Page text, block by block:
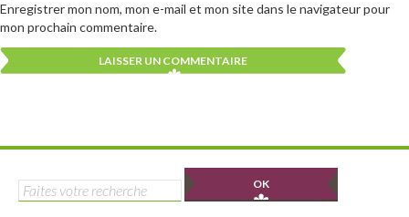
Enregistrer mon nom, mon e-mail et mon site dans le navigateur pour
mon prochain commentaire.
Rechercher :